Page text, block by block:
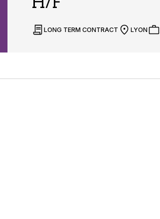
LONG TERM CONTRACT LYON